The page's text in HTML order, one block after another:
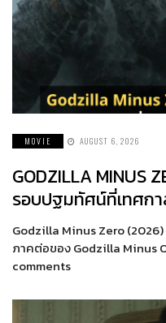
MOVIE AUGUST 6, 2026
GODZILLA MINUS
รอบปฐมทัศน์ที่เทศก
Godzilla Minus Zero
ภาคต่อของ Godzilla Minus
comments